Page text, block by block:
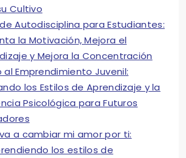
Cultivo
Autodisciplina para Estudiantes:
la Motivación, Mejora el
y Mejora la Concentración
al Emprendimiento Juvenil:
los Estilos de Aprendizaje y la
Psicológica para Futuros
a cambiar mi amor por ti:
los estilos de